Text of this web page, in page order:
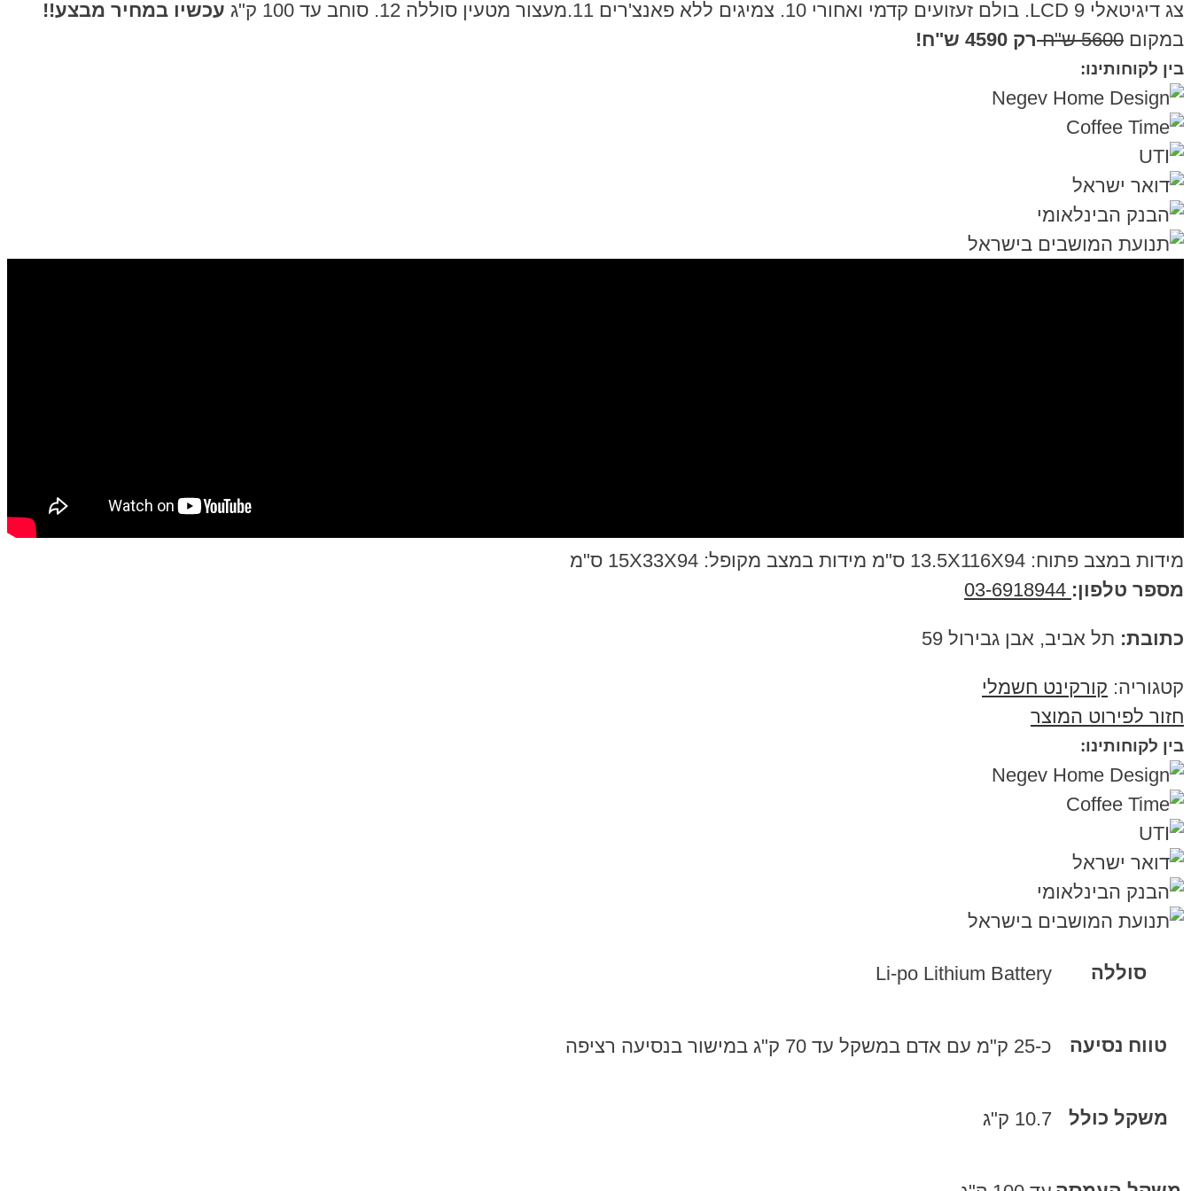
צג דיגיטאלי LCD 9. בולם זעזועים קדמי ואחורי 10. צמיגים ללא פאנצ'רים 11.מעצור מטעין סוללה 12. סוחב עד 100 ק"ג
עכשיו במחיר מבצע!!
במקום 5600 ש"ח רק 4590 ש"ח!
בין לקוחותינו:
מידות במצב פתוח: 13.5X116X94 ס"מ מידות במצב מקופל: 15X33X94 ס"מ
מספר טלפון:
כתובת: תל אביב, אבן גבירול 59
קטגוריה: קורקינט חשמלי
חזור לפירוט המוצר
בין לקוחותינו:
סוללה Li-po Lithium Battery
טווח נסיעה כ-25 ק"מ עם אדם במשקל עד 70 ק"ג במישור בנסיעה רציפה
משקל כולל 10.7 ק"ג